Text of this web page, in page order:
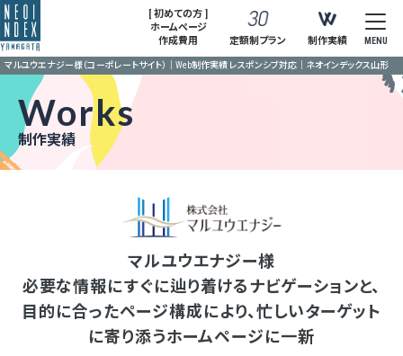
[ 初めての方 ]
ホームページ
作成費用
定額制プラン 制作実績 MENU
マルユウエナジー様（コーポレートサイト）｜Web制作実績 レスポンシブ対応｜ネオインデックス山形
Works
制作実績
マルユウエナジー様
必要な情報にすぐに辿り着けるナビゲーションと、
目的に合ったページ構成により、忙しいターゲット
に寄り添うホームページに一新